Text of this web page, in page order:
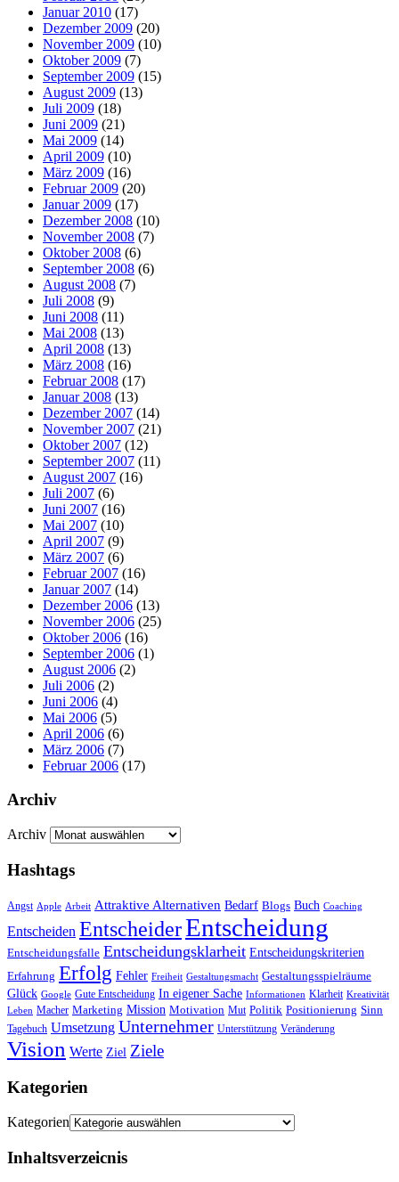
Januar 2010 (17)
Dezember 2009 (20)
November 2009 (10)
Oktober 2009 (7)
September 2009 (15)
August 2009 (13)
Juli 2009 (18)
Juni 2009 (21)
Mai 2009 (14)
April 2009 (10)
März 2009 (16)
Februar 2009 (20)
Januar 2009 (17)
Dezember 2008 (10)
November 2008 (7)
Oktober 2008 (6)
September 2008 (6)
August 2008 (7)
Juli 2008 (9)
Juni 2008 (11)
Mai 2008 (13)
April 2008 (13)
März 2008 (16)
Februar 2008 (17)
Januar 2008 (13)
Dezember 2007 (14)
November 2007 (21)
Oktober 2007 (12)
September 2007 (11)
August 2007 (16)
Juli 2007 (6)
Juni 2007 (16)
Mai 2007 (10)
April 2007 (9)
März 2007 (6)
Februar 2007 (16)
Januar 2007 (14)
Dezember 2006 (13)
November 2006 (25)
Oktober 2006 (16)
September 2006 (1)
August 2006 (2)
Juli 2006 (2)
Juni 2006 (4)
Mai 2006 (5)
April 2006 (6)
März 2006 (7)
Februar 2006 (17)
Archiv
Archiv
Hashtags
Angst Apple Arbeit Attraktive Alternativen Bedarf Blogs Buch Coaching
Entscheiden EntscheiderEntscheidung
Entscheidungsfalle Entscheidungsklarheit Entscheidungskriterien
Erfahrung Erfolg Fehler Freiheit Gestaltungsmacht Gestaltungsspielräume
Glück Google Gute Entscheidung In eigener Sache Informationen Klarheit Kreativität
Leben Macher Marketing Mission Motivation Mut Politik Positionierung Sinn
Tagebuch Umsetzung Unternehmer Unterstützung Veränderung
Vision Werte Ziel Ziele
Kategorien
Kategorien
Inhaltsverzeicnis